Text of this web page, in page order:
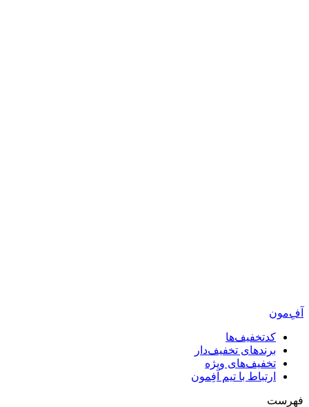
آفِ‌مون
کدتخفیف‌ها
برندهای تخفیف‌دار
تخفیف‌های ویژه
ارتباط با تیم آفِمون
فهرست